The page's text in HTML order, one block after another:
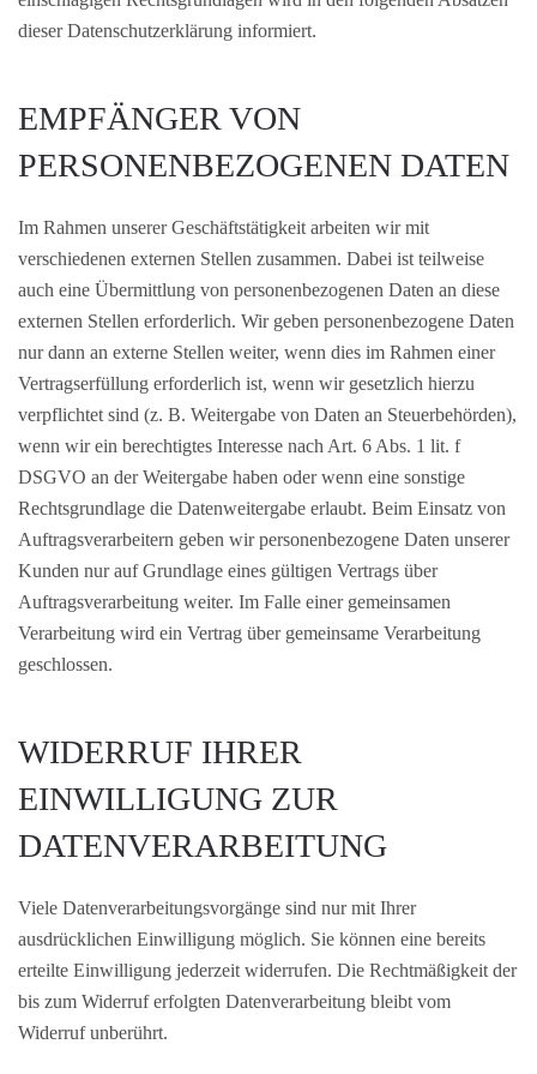
dieser Datenschutzerklärung informiert.
EMPFÄNGER VON
PERSONENBEZOGENEN DATEN
Im Rahmen unserer Geschäftstätigkeit arbeiten wir mit
verschiedenen externen Stellen zusammen. Dabei ist teilweise
auch eine Übermittlung von personenbezogenen Daten an diese
externen Stellen erforderlich. Wir geben personenbezogene Daten
nur dann an externe Stellen weiter, wenn dies im Rahmen einer
Vertragserfüllung erforderlich ist, wenn wir gesetzlich hierzu
verpflichtet sind (z. B. Weitergabe von Daten an Steuerbehörden),
wenn wir ein berechtigtes Interesse nach Art. 6 Abs. 1 lit. f
DSGVO an der Weitergabe haben oder wenn eine sonstige
Rechtsgrundlage die Datenweitergabe erlaubt. Beim Einsatz von
Auftragsverarbeitern geben wir personenbezogene Daten unserer
Kunden nur auf Grundlage eines gültigen Vertrags über
Auftragsverarbeitung weiter. Im Falle einer gemeinsamen
Verarbeitung wird ein Vertrag über gemeinsame Verarbeitung
geschlossen.
WIDERRUF IHRER
EINWILLIGUNG ZUR
DATENVERARBEITUNG
Viele Datenverarbeitungsvorgänge sind nur mit Ihrer
ausdrücklichen Einwilligung möglich. Sie können eine bereits
erteilte Einwilligung jederzeit widerrufen. Die Rechtmäßigkeit der
bis zum Widerruf erfolgten Datenverarbeitung bleibt vom
Widerruf unberührt.